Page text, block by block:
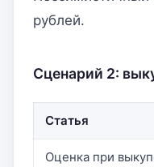
рублей.
Сценарий 2:
Статья
Оценка при